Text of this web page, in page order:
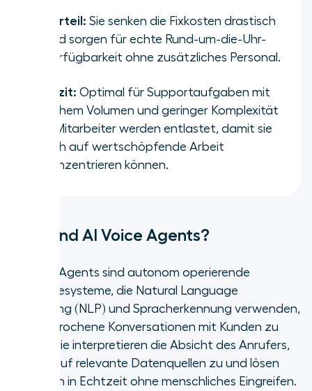
Vorteil: Sie senken die Fixkosten drastisch
und sorgen für echte Rund-um-die-Uhr-
Verfügbarkeit ohne zusätzliches Personal.
Fazit: Optimal für Supportaufgaben mit
hohem Volumen und geringer Komplexität
– Mitarbeiter werden entlastet, damit sie
sich auf wertschöpfende Arbeit
konzentrieren können.
Was sind AI Voice Agents?
AI Voice Agents sind autonom operierende
Softwaresysteme, die Natural Language
Processing (NLP) und Spracherkennung verwenden,
um gesprochene Konversationen mit Kunden zu
führen. Sie interpretieren die Absicht des Anrufers,
greifen auf relevante Datenquellen zu und lösen
Anfragen in Echtzeit ohne menschliches Eingreifen.